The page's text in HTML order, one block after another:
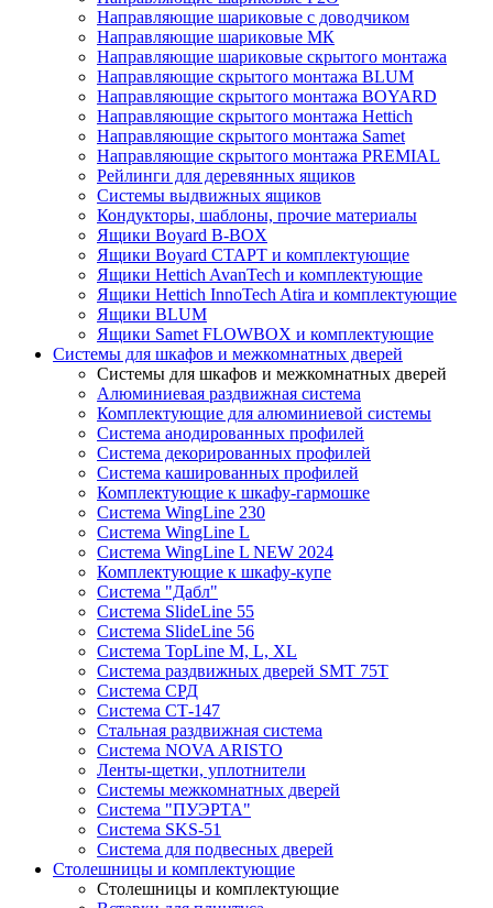
Направляющие шариковые с доводчиком
Направляющие шариковые МК
Направляющие шариковые скрытого монтажа
Направляющие скрытого монтажа BLUM
Направляющие скрытого монтажа BOYARD
Направляющие скрытого монтажа Hettich
Направляющие скрытого монтажа Samet
Направляющие скрытого монтажа PREMIAL
Рейлинги для деревянных ящиков
Системы выдвижных ящиков
Кондукторы, шаблоны, прочие материалы
Ящики Boyard B-BOX
Ящики Boyard СТАРТ и комплектующие
Ящики Hettich AvanTech и комплектующие
Ящики Hettich InnoTech Atira и комплектующие
Ящики BLUM
Ящики Samet FLOWBOX и комплектующие
Системы для шкафов и межкомнатных дверей
Системы для шкафов и межкомнатных дверей
Алюминиевая раздвижная система
Комплектующие для алюминиевой системы
Система анодированных профилей
Система декорированных профилей
Система кашированных профилей
Комплектующие к шкафу-гармошке
Система WingLine 230
Система WingLine L
Система WingLine L NEW 2024
Комплектующие к шкафу-купе
Система "Дабл"
Система SlideLine 55
Система SlideLine 56
Система TopLine M, L, XL
Система раздвижных дверей SMT 75T
Система СРД
Система СТ-147
Стальная раздвижная система
Система NOVA ARISTO
Ленты-щетки, уплотнители
Системы межкомнатных дверей
Система "ПУЭРТА"
Система SKS-51
Система для подвесных дверей
Столешницы и комплектующие
Столешницы и комплектующие